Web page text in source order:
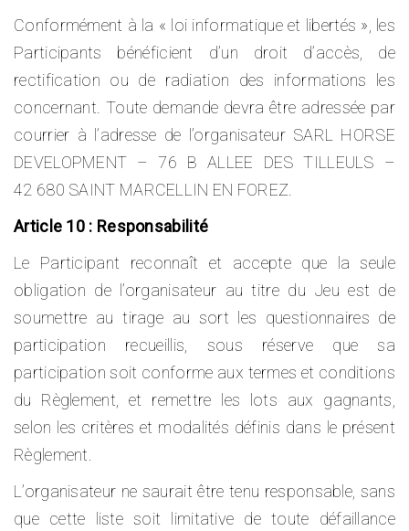
Conformément à la « loi informatique et libertés », les
Participants bénéficient d’un droit d’accès, de
rectification ou de radiation des informations les
concernant. Toute demande devra être adressée par
courrier à l’adresse de l’organisateur SARL HORSE
DEVELOPMENT – 76 B ALLEE DES TILLEULS –
42 680 SAINT MARCELLIN EN FOREZ.
Article 10 : Responsabilité
Le Participant reconnaît et accepte que la seule
obligation de l’organisateur au titre du Jeu est de
soumettre au tirage au sort les questionnaires de
participation recueillis, sous réserve que sa
participation soit conforme aux termes et conditions
du Règlement, et remettre les lots aux gagnants,
selon les critères et modalités définis dans le présent
Règlement.
L’organisateur ne saurait être tenu responsable, sans
que cette liste soit limitative de toute défaillance